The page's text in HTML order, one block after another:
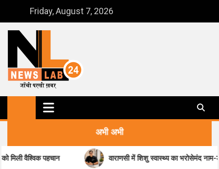
content
Friday, August 7, 2026
NewsLab24
जाँची परखी ख़बर
अभी अभी
पहचान वाराणसी में शिशु स्वास्थ्य का भरोसेमंद नाम-डॉ. मधुकर पांडेय